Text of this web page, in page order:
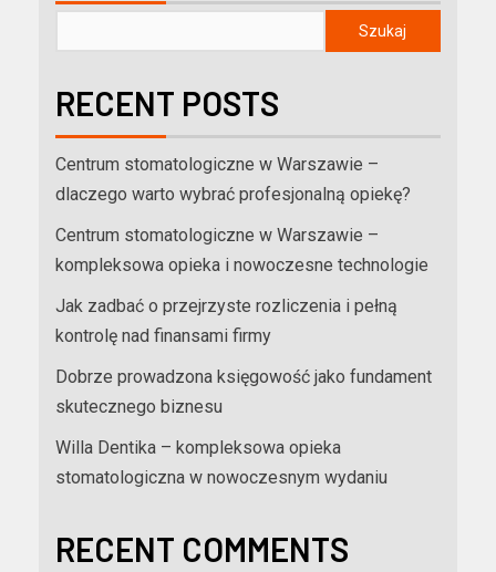
Szukaj
RECENT POSTS
Centrum stomatologiczne w Warszawie –
dlaczego warto wybrać profesjonalną opiekę?
Centrum stomatologiczne w Warszawie –
kompleksowa opieka i nowoczesne technologie
Jak zadbać o przejrzyste rozliczenia i pełną
kontrolę nad finansami firmy
Dobrze prowadzona księgowość jako fundament
skutecznego biznesu
Willa Dentika – kompleksowa opieka
stomatologiczna w nowoczesnym wydaniu
RECENT COMMENTS